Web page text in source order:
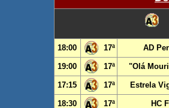
18:00 17ª AD
19:00 17ª "Olá
17:15 17ª Estrela
18:30 17ª HC